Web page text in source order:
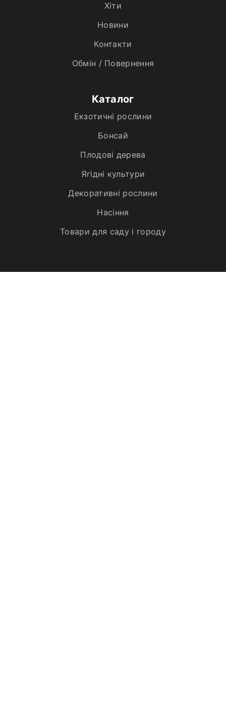
Хiти
Новини
Контакти
Обмін / Повернення
Каталог
Екзотичні рослини
Бонсай
Плодові дерева
Ягідні культури
Декоративні рослини
Насіння
Товари для саду і городу